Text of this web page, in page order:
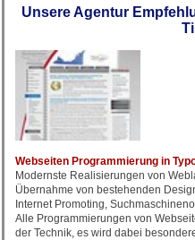
Unsere Agentur
Webseiten Programmierung in
Modernste Realisierungen von
Übernahme von bestehenden
Internet Promoting,
Alle Programmierungen von
der Technik, es wird dabei